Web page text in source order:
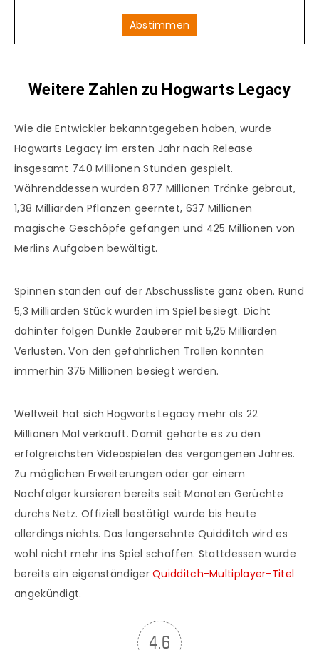
Abstimmen
Weitere Zahlen zu Hogwarts Legacy
Wie die Entwickler bekanntgegeben haben, wurde
Hogwarts Legacy im ersten Jahr nach Release
insgesamt 740 Millionen Stunden gespielt.
Währenddessen wurden 877 Millionen Tränke gebraut,
1,38 Milliarden Pflanzen geerntet, 637 Millionen
magische Geschöpfe gefangen und 425 Millionen von
Merlins Aufgaben bewältigt.
Spinnen standen auf der Abschussliste ganz oben. Rund
5,3 Milliarden Stück wurden im Spiel besiegt. Dicht
dahinter folgen Dunkle Zauberer mit 5,25 Milliarden
Verlusten. Von den gefährlichen Trollen konnten
immerhin 375 Millionen besiegt werden.
Weltweit hat sich Hogwarts Legacy mehr als 22
Millionen Mal verkauft. Damit gehörte es zu den
erfolgreichsten Videospielen des vergangenen Jahres.
Zu möglichen Erweiterungen oder gar einem
Nachfolger kursieren bereits seit Monaten Gerüchte
durchs Netz. Offiziell bestätigt wurde bis heute
allerdings nichts. Das langersehnte Quidditch wird es
wohl nicht mehr ins Spiel schaffen. Stattdessen wurde
bereits ein eigenständigerQuidditch-Multiplayer-Titel
angekündigt.
4.6